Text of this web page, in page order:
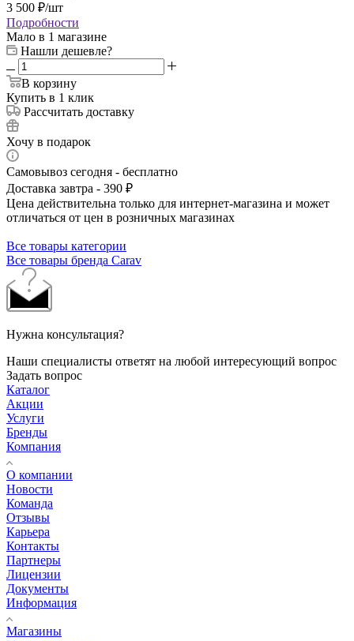
3 500 ₽/шт
Подробности
Мало в 1 магазине
Нашли дешевле?
В корзину
Купить в 1 клик
Рассчитать доставку
Хочу в подарок
Самовывоз сегодня - бесплатно
Доставка завтра - 390 ₽
Цена действительна только для интернет-магазина и может
отличаться от цен в розничных магазинах
Все товары категории
Все товары бренда Carav
Нужна консультация?
Наши специалисты ответят на любой интересующий вопрос
Задать вопрос
Каталог
Акции
Услуги
Бренды
Компания
О компании
Новости
Команда
Отзывы
Карьера
Контакты
Партнеры
Лицензии
Документы
Информация
Магазины